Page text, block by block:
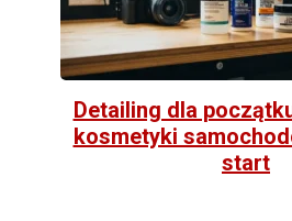
Detailing dla
kosmetyki
start